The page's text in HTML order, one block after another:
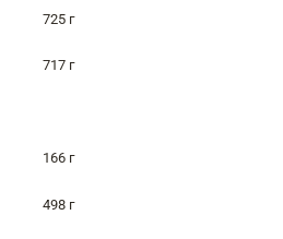
725 г
717 г
166 г
498 г